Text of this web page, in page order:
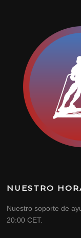
NUESTRO
Nuestro soporte de
20:00 CET.